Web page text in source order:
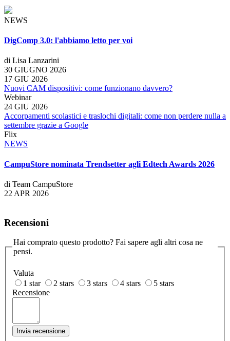
NEWS
DigComp 3.0: l'abbiamo letto per voi
di Lisa Lanzarini
30 GIUGNO 2026
17 GIU 2026
Nuovi CAM dispositivi: come funzionano davvero?
Webinar
24 GIU 2026
Accorpamenti scolastici e traslochi digitali: come non perdere nulla a
settembre grazie a Google
Flix
NEWS
CampuStore nominata Trendsetter agli Edtech Awards 2026
di Team CampuStore
22 APR 2026
Recensioni
Hai comprato questo prodotto? Fai sapere agli altri cosa ne
pensi.
Valuta
1 star
2 stars 3 stars 4 stars
5 stars
Recensione
Invia recensione